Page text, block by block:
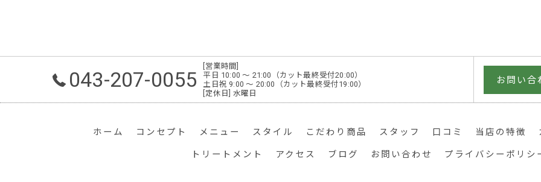
043-207-0055
[営業時間]
平日 10:00 ～ 21:00（カット最終受付20:00）
土日祝 9:00 ～ 20:00（カット最終受付19:00）
[定休日] 水曜日
お問い合
ホーム コンセプト メニュー スタイル こだわり商品 スタッフ 口コミ 当店の特徴
トリートメント アクセス ブログ お問い合わせ プライバシーポリシ